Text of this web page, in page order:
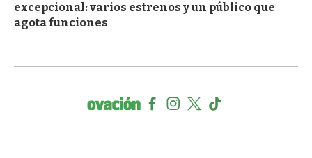
excepcional: varios estrenos y un público que
agota funciones